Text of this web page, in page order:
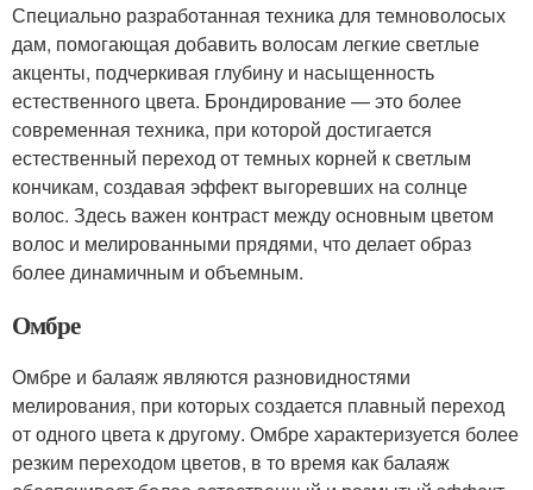
Специально разработанная техника для темноволосых
дам, помогающая добавить волосам легкие светлые
акценты, подчеркивая глубину и насыщенность
естественного цвета. Брондирование — это более
современная техника, при которой достигается
естественный переход от темных корней к светлым
кончикам, создавая эффект выгоревших на солнце
волос. Здесь важен контраст между основным цветом
волос и мелированными прядями, что делает образ
более динамичным и объемным.
Омбре
Омбре и балаяж являются разновидностями
мелирования, при которых создается плавный переход
от одного цвета к другому. Омбре характеризуется более
резким переходом цветов, в то время как балаяж